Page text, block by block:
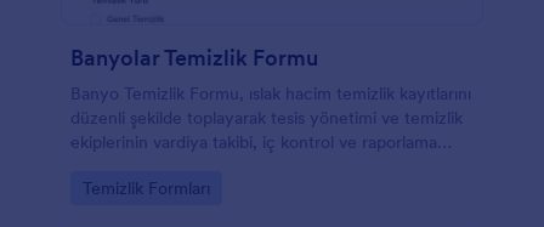
Banyolar Temizlik Formu
Banyo Temizlik Formu, ıslak hacim temizlik kayıtlarını
düzenli şekilde toplayarak tesis yönetimi ve temizlik
ekiplerinin vardiya takibi, iç kontrol ve raporlama
Go to Category:
Temizlik Formları